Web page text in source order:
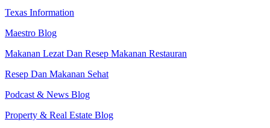
Texas Information
Maestro Blog
Makanan Lezat Dan Resep Makanan Restauran
Resep Dan Makanan Sehat
Podcast & News Blog
Property & Real Estate Blog